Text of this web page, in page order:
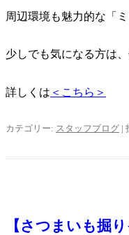
周辺環境も魅力的な「
少しでも気になる方は
詳しくは ＜こちら＞
カテゴリー: スタッフブログ |
【さつまいも掘